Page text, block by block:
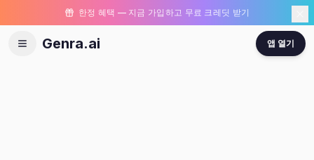
한정 혜택 — 지금 가입하고 무료 크레딧 받기
Genra.ai 앱 열기